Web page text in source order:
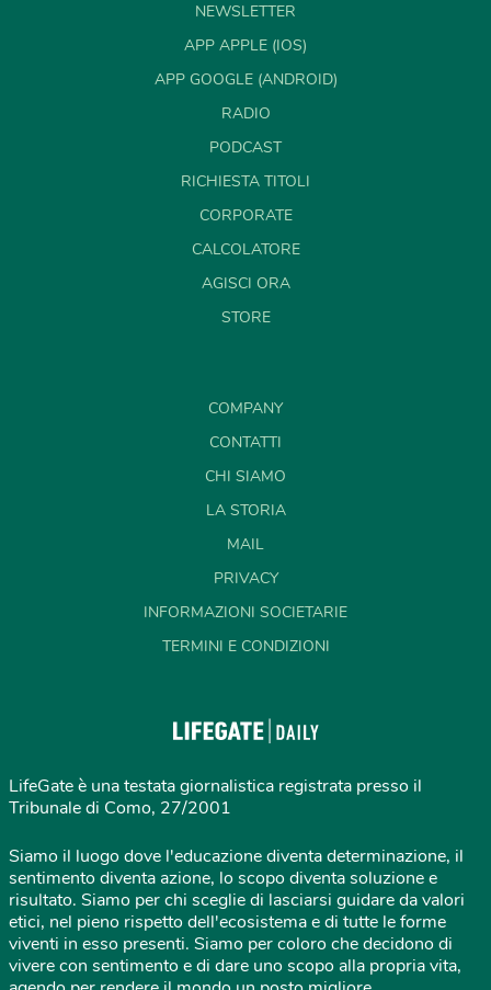
NEWSLETTER
APP APPLE (IOS)
APP GOOGLE (ANDROID)
RADIO
PODCAST
RICHIESTA TITOLI
CORPORATE
CALCOLATORE
AGISCI ORA
STORE
COMPANY
CONTATTI
CHI SIAMO
LA STORIA
MAIL
PRIVACY
INFORMAZIONI SOCIETARIE
TERMINI E CONDIZIONI
LifeGate è una testata giornalistica registrata presso il
Tribunale di Como, 27/2001
Siamo il luogo dove l'educazione diventa determinazione, il
sentimento diventa azione, lo scopo diventa soluzione e
risultato. Siamo per chi sceglie di lasciarsi guidare da valori
etici, nel pieno rispetto dell'ecosistema e di tutte le forme
viventi in esso presenti. Siamo per coloro che decidono di
vivere con sentimento e di dare uno scopo alla propria vita,